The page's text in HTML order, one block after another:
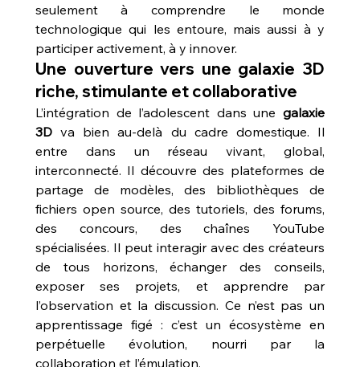
seulement à comprendre le monde
technologique qui les entoure, mais aussi à y
participer activement, à y innover.
Une ouverture vers une galaxie 3D
riche, stimulante et collaborative
L’intégration de l’adolescent dans une galaxie
3D va bien au-delà du cadre domestique. Il
entre dans un réseau vivant, global,
interconnecté. Il découvre des plateformes de
partage de modèles, des bibliothèques de
fichiers open source, des tutoriels, des forums,
des concours, des chaînes YouTube
spécialisées. Il peut interagir avec des créateurs
de tous horizons, échanger des conseils,
exposer ses projets, et apprendre par
l’observation et la discussion. Ce n’est pas un
apprentissage figé : c’est un écosystème en
perpétuelle évolution, nourri par la
collaboration et l’émulation.